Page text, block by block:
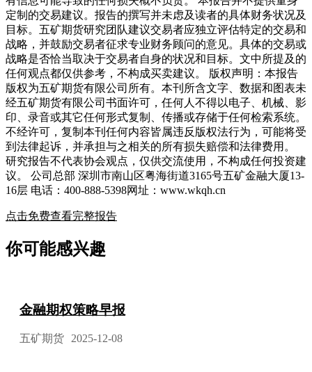
定制的交易建议。报告的撰写并未虑及读者的具体财务状况及
目标。五矿期货研究团队建议交易者应独立评估特定的交易和
战略，并鼓励交易者征求专业财务顾问的意见。具体的交易或
战略是否恰当取决于交易者自身的状况和目标。文中所提及的
任何观点都仅供参考，不构成买卖建议。 版权声明：本报告
版权为五矿期货有限公司所有。本刊所含文字、数据和图表未
经五矿期货有限公司书面许可，任何人不得以电子、机械、影
印、录音或其它任何形式复制、传播或存储于任何检索系统。
不经许可，复制本刊任何内容皆属违反版权法行为，可能将受
到法律起诉，并承担与之相关的所有损失赔偿和法律费用。
研究报告不代表协会观点，仅供交流使用，不构成任何投资建
议。 公司总部 深圳市南山区粤海街道3165号五矿金融大厦13-
16层 电话：400-888-5398网址：www.wkqh.cn
点击免费查看完整报告
你可能感兴趣
金融期权策略早报
五矿期货 2025-12-08